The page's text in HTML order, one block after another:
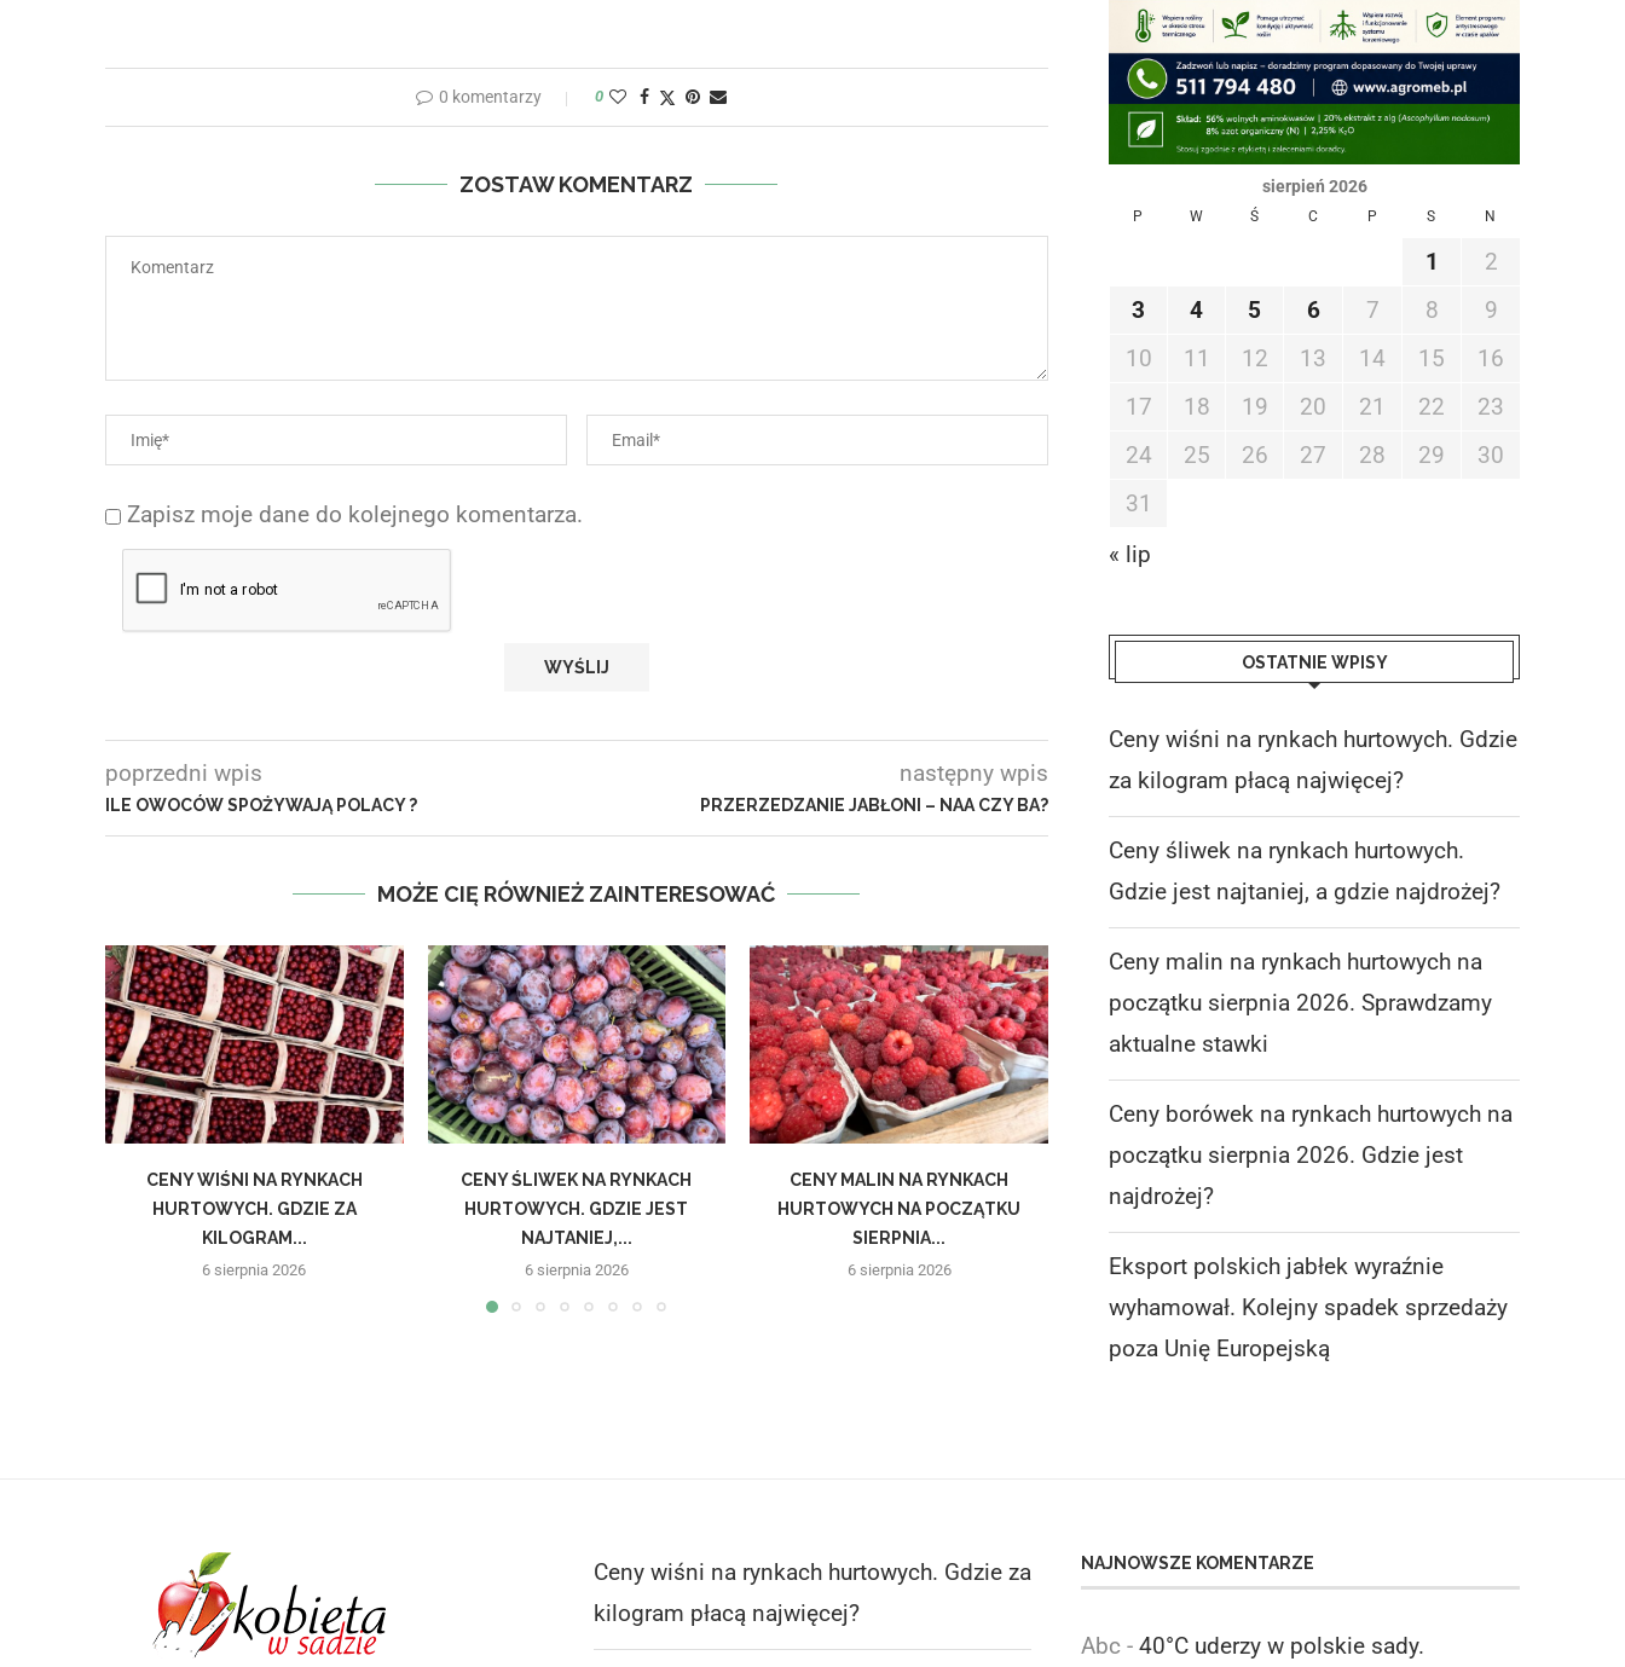
0 komentarzy 0
ZOSTAW KOMENTARZ
Zapisz moje dane do kolejnego komentarza.
poprzedni wpis
ILE OWOCÓW SPOŻYWAJĄ POLACY ?
następny wpis
PRZERZEDZANIE JABŁONI – NAA CZY BA?
MOŻE CIĘ RÓWNIEŻ ZAINTERESOWAĆ
CENY WIŚNI NA RYNKACH
HURTOWYCH. GDZIE ZA
KILOGRAM...
6 sierpnia 2026
CENY ŚLIWEK NA RYNKACH
HURTOWYCH. GDZIE JEST
NAJTANIEJ,...
6 sierpnia 2026
CENY MALIN NA RYNKACH
HURTOWYCH NA POCZĄTKU
SIERPNIA...
6 sierpnia 2026
HURTOWYCH NA POCZĄTKU
SIERPNIA...
6 sierpnia 2026
KOLEJNY SPADEK
sierpień 2026
P W Ś C P S N
1
2
3
4 5 6 7 8
9
10
11 12 13 14 15
16
17
18 19 20 21 22
23
24
25 26 27 28 29
30
31
« lip
OSTATNIE WPISY
Ceny wiśni na rynkach hurtowych. Gdzie
za kilogram płacą najwięcej?
Ceny śliwek na rynkach hurtowych.
Gdzie jest najtaniej, a gdzie najdrożej?
Ceny malin na rynkach hurtowych na
początku sierpnia 2026. Sprawdzamy
aktualne stawki
Ceny borówek na rynkach hurtowych na
początku sierpnia 2026. Gdzie jest
najdrożej?
Eksport polskich jabłek wyraźnie
wyhamował. Kolejny spadek sprzedaży
poza Unię Europejską
Ceny wiśni na rynkach hurtowych. Gdzie za
kilogram płacą najwięcej?
NAJNOWSZE KOMENTARZE
Abc -40°C uderzy w polskie sady.